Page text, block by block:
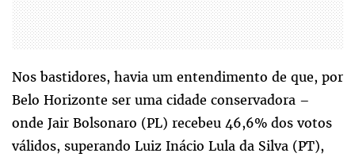
Nos bastidores, havia um entendimento de que, por
Belo Horizonte ser uma cidade conservadora –
onde Jair Bolsonaro (PL) recebeu 46,6% dos votos
válidos, superando Luiz Inácio Lula da Silva (PT),